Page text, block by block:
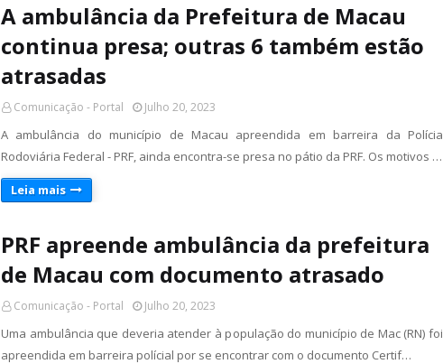
A ambulância da Prefeitura de Macau
continua presa; outras 6 também estão
atrasadas
Comunicação - Portal Julho 20, 2023
A ambulância do município de Macau apreendida em barreira da Polícia
Rodoviária Federal - PRF, ainda encontra-se presa no pátio da PRF. Os motivos …
Leia mais
PRF apreende ambulância da prefeitura
de Macau com documento atrasado
Comunicação - Portal Julho 20, 2023
Uma ambulância que deveria atender à população do município de Mac (RN) foi
apreendida em barreira polícial por se encontrar com o documento Certif…